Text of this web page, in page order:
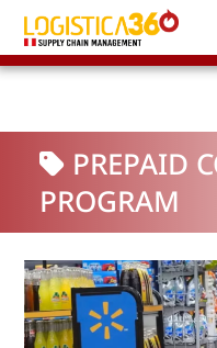
PREPAID
PROGRAM